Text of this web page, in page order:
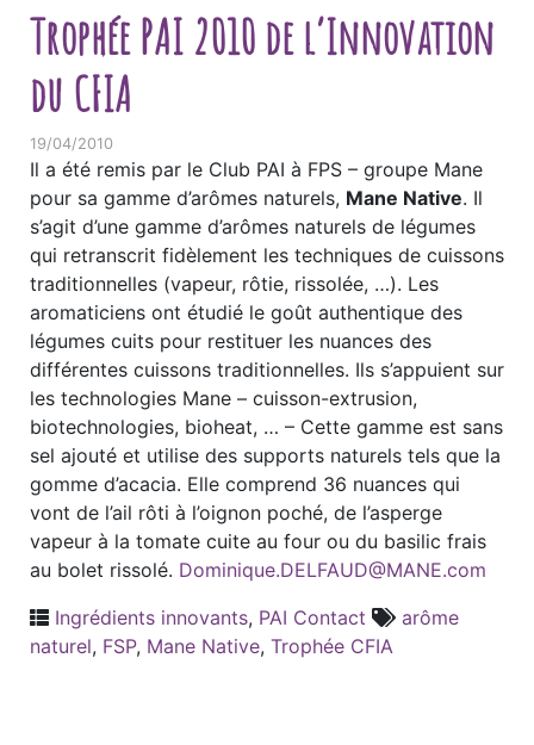
Trophée PAI 2010 de l’Innovation
du CFIA
19/04/2010
Il a été remis par le Club PAI à FPS – groupe Mane
pour sa gamme d’arômes naturels, Mane Native. Il
s’agit d’une gamme d’arômes naturels de légumes
qui retranscrit fidèlement les techniques de cuissons
traditionnelles (vapeur, rôtie, rissolée, …). Les
aromaticiens ont étudié le goût authentique des
légumes cuits pour restituer les nuances des
différentes cuissons traditionnelles. Ils s’appuient sur
les technologies Mane – cuisson-extrusion,
biotechnologies, bioheat, … – Cette gamme est sans
sel ajouté et utilise des supports naturels tels que la
gomme d’acacia. Elle comprend 36 nuances qui
vont de l’ail rôti à l’oignon poché, de l’asperge
vapeur à la tomate cuite au four ou du basilic frais
au bolet rissolé. Dominique.DELFAUD@MANE.com
Ingrédients innovants, PAI Contact
arôme
naturel, FSP, Mane Native, Trophée CFIA